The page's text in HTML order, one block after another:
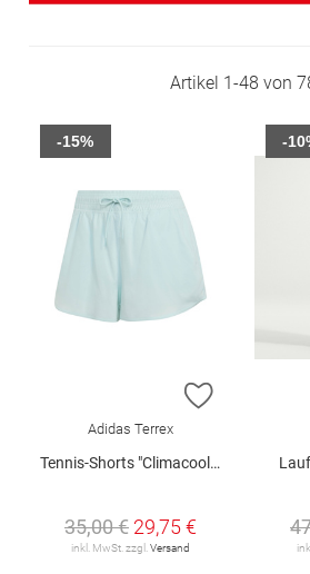
Artikel 1-48 von
ZUR
Adidas Terrex
Tennis-Shorts "Climacool Club"
35,00 € 29,75 €
inkl. MwSt. zzgl. Versand
-15% -